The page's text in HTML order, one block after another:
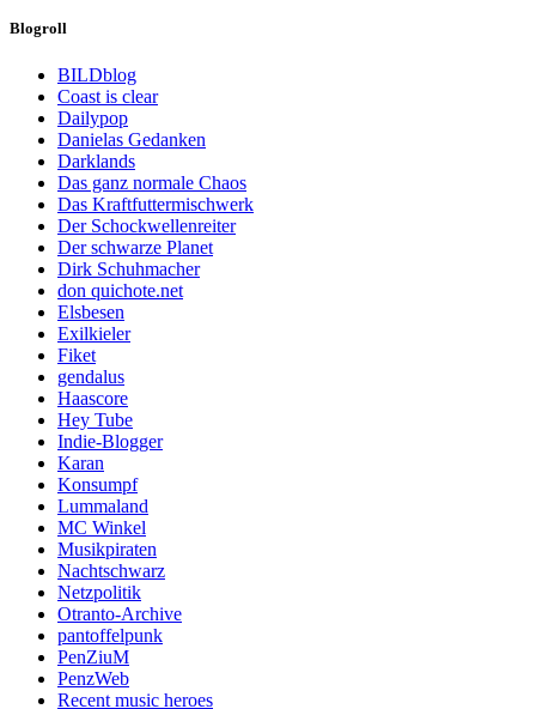
Blogroll
BILDblog
Coast is clear
Dailypop
Danielas Gedanken
Darklands
Das ganz normale Chaos
Das Kraftfuttermischwerk
Der Schockwellenreiter
Der schwarze Planet
Dirk Schuhmacher
don quichote.net
Elsbesen
Exilkieler
Fiket
gendalus
Haascore
Hey Tube
Indie-Blogger
Karan
Konsumpf
Lummaland
MC Winkel
Musikpiraten
Nachtschwarz
Netzpolitik
Otranto-Archive
pantoffelpunk
PenZiuM
PenzWeb
Recent music heroes